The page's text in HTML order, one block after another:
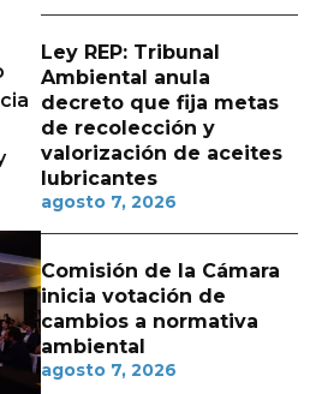
Ley REP: Tribunal
Ambiental anula
decreto que fija metas
de recolección y
valorización de aceites
lubricantes
agosto 7, 2026
Comisión de la Cámara
inicia votación de
cambios a normativa
ambiental
agosto 7, 2026